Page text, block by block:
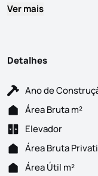
Ver mais
Detalhes
Ano de
Área Bruta m²
Elevador
Área Bruta
Área Útil m²